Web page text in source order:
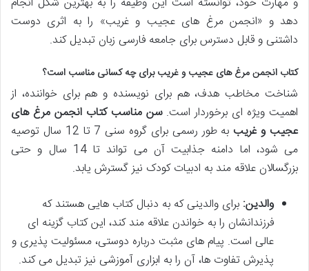
دهد و «انجمن مرغ های عجیب و غریب» را به اثری دوست
داشتنی و قابل دسترس برای جامعه فارسی زبان تبدیل کند.
کتاب انجمن مرغ های عجیب و غریب برای چه کسانی مناسب است؟
شناخت مخاطب هدف، هم برای نویسنده و هم برای خواننده، از
اهمیت ویژه ای برخوردار است.سن مناسب کتاب انجمن مرغ های
عجیب و غریب
به طور رسمی برای گروه سنی 7 تا 12 سال توصیه
می شود، اما دامنه جذابیت آن می تواند تا 14 سال و حتی
بزرگسالان علاقه مند به ادبیات کودک نیز گسترش یابد.
والدین: برای والدینی که به دنبال کتاب هایی هستند که
فرزندانشان را به خواندن علاقه مند کند، این کتاب گزینه ای
عالی است. پیام های مثبت درباره دوستی، مسئولیت پذیری و
پذیرش تفاوت ها، آن را به ابزاری آموزشی نیز تبدیل می کند.